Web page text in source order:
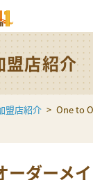
盟店紹介
盟店紹介 One to
ダーメ